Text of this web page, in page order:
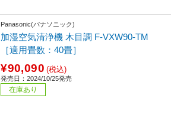
Panasonic(パナソニック)
加湿空気清浄機 木目調 F-VXW90-TM
［適用畳数：40畳］
¥90,090 (税込)
発売日：2024/10/25発売
在庫あり